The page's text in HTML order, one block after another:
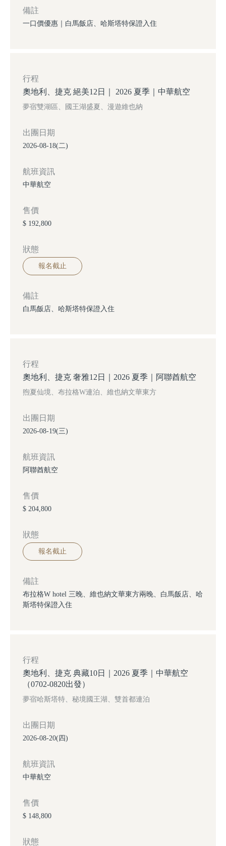
備註
一口價優惠｜白馬飯店、哈斯塔特保證入住
出團日期
2026-08-18(二)
行程
奧地利、捷克 絕美12日｜ 2026 夏季｜中華航空
夢宿雙湖區、國王湖盛夏、漫遊維也納
航班資訊
中華航空
售價
$ 192,800
狀態
報名截止
備註
白馬飯店、哈斯塔特保證入住
出團日期
2026-08-19(三)
行程
奧地利、捷克 奢雅12日｜2026 夏季｜阿聯酋航空
煦夏仙境、布拉格W連泊、維也納文華東方
航班資訊
阿聯酋航空
售價
$ 204,800
狀態
報名截止
備註
布拉格W hotel 三晚、維也納文華東方兩晚、白馬飯店、哈
斯塔特保證入住
出團日期
2026-08-20(四)
行程
奧地利、捷克 典藏10日｜2026 夏季｜中華航空
（0702-0820出發）
夢宿哈斯塔特、秘境國王湖、雙首都連泊
航班資訊
中華航空
售價
$ 148,800
狀態